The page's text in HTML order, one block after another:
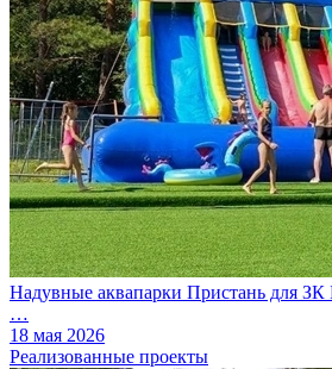
Надувные аквапарки Пристань для ЗК
…
18 мая 2026
Реализованные проекты